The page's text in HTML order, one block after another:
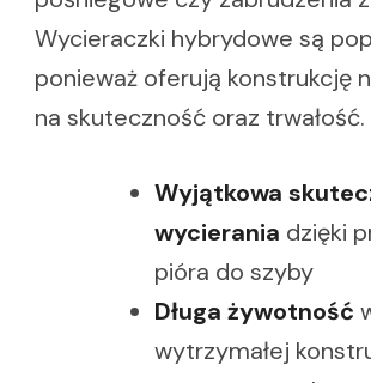
Wycieraczki hybrydowe są
ponieważ oferują konstrukcję
na skuteczność oraz trwałość.
Wyjątkowa
wycierania dzięki
pióra do szyby
Długa żywotność
wytrzymałej